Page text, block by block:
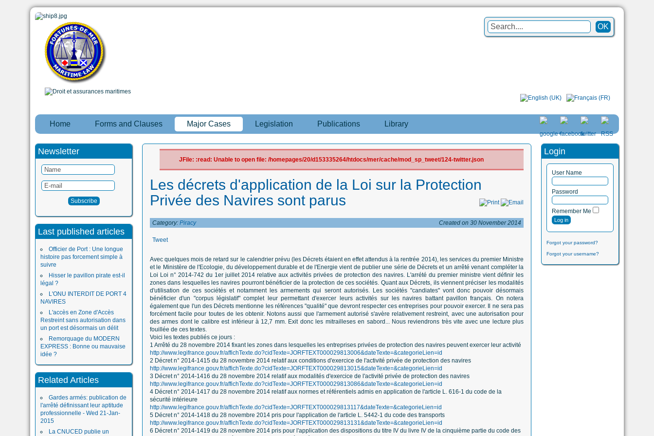
Home Forms and Clauses Major Cases Legislation Publications Library
Newsletter
Last published articles
Officier de Port : Une longue
histoire pas forcement simple à
suivre
Hisser le pavillon pirate est-il
légal ?
L'ONU INTERDIT DE PORT 4
NAVIRES
L'accès en Zone d'Accès
Restreint sans autorisation dans
un port est désormais un délit
Remorquage du MODERN
EXPRESS : Bonne ou mauvaise
idée ?
Related Articles
Gardes armés: publication de
l'arrêté définissant leur aptitude
professionnelle - Wed 21-Jan-
2015
La CNUCED publie un
Login
User Name
Password
Remember Me
Forgot your password?
Forgot your username?
JFile: :read: Unable to open file: /homepages/20/d153335264/htdocs/mer/cache/mod_sp_tweet/124-twitter.json
Les décrets d'application de la Loi sur la Protection
Privée des Navires sont parus
Category: Piracy Created on 30 November 2014
Tweet
Avec quelques mois de retard sur le calendrier prévu (les Décrets étaient en effet attendus à la rentrée 2014), les services du premier Ministre
et le Ministère de l'Ecologie, du développement durable et de l'Energie vient de publier une série de Décrets et un arrêté venant compléter la
Loi Loi n° 2014-742 du 1er juillet 2014 relative aux activités privées de protection des navires. L'arrété du premier ministre vient définir les
zones dans lesquelles les navires pourront bénéficier de la protection de ces sociétés. Quant aux Décrets, ils viennent préciser les modalités
d'utilisation de ces sociétés et notamment les armements qui seront autorisés. Les sociétés "candiates" vont donc pouvoir désormais
bénéficier d'un "corpus législatif" complet leur permettant d'exercer leurs activités sur les navires battant pavillon français. On notera
également que l'un des Décrets mentionne les références "qualité" que devront respecter ces entreprises pour pouvoir exercer. Il ne sera pas
forcément facile pour toutes de les obtenir. Notons aussi que l'armement autorisé s'avère relativement restreint, avec une autorisation pour
des armes dont le calibre est inférieur à 12,7 mm. Exit donc les mitrailleses en sabord... Nous reviendrons très vite avec une lecture plus
fouillée de ces textes.
Voici les textes publiés ce jours :
1 Arrêté du 28 novembre 2014 fixant les zones dans lesquelles les entreprises privées de protection des navires peuvent exercer leur activité
http://www.legifrance.gouv.fr/affichTexte.do?cidTexte=JORFTEXT000029813006&dateTexte=&categorieLien=id
2 Décret n° 2014-1415 du 28 novembre 2014 relatif aux conditions d'exercice de l'activité privée de protection des navires
http://www.legifrance.gouv.fr/affichTexte.do?cidTexte=JORFTEXT000029813015&dateTexte=&categorieLien=id
3 Décret n° 2014-1416 du 28 novembre 2014 relatif aux modalités d'exercice de l'activité privée de protection des navires
http://www.legifrance.gouv.fr/affichTexte.do?cidTexte=JORFTEXT000029813086&dateTexte=&categorieLien=id
4 Décret n° 2014-1417 du 28 novembre 2014 relatif aux normes et référentiels admis en application de l'article L. 616-1 du code de la
sécurité intérieure
http://www.legifrance.gouv.fr/affichTexte.do?cidTexte=JORFTEXT000029813117&dateTexte=&categorieLien=id
5 Décret n° 2014-1418 du 28 novembre 2014 pris pour l'application de l'article L. 5442-1 du code des transports
http://www.legifrance.gouv.fr/affichTexte.do?cidTexte=JORFTEXT000029813131&dateTexte=&categorieLien=id
6 Décret n° 2014-1419 du 28 novembre 2014 pris pour l'application des dispositions du titre IV du livre IV de la cinquième partie du code des